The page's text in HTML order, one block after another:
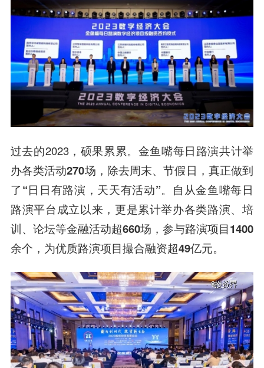
过去的2023，硕果累累。金鱼嘴每日路演共计举
办各类活动270场 ，除去周末、节假日，真正做到
了“日日有路演，天天有活动”。自从金鱼嘴每日
路演平台成立以来，更是累计举办各类路演、培
训、论坛等金融活动超660场 ，参与路演项目1400
余个 ，为优质路演项目撮合融资超49亿元。